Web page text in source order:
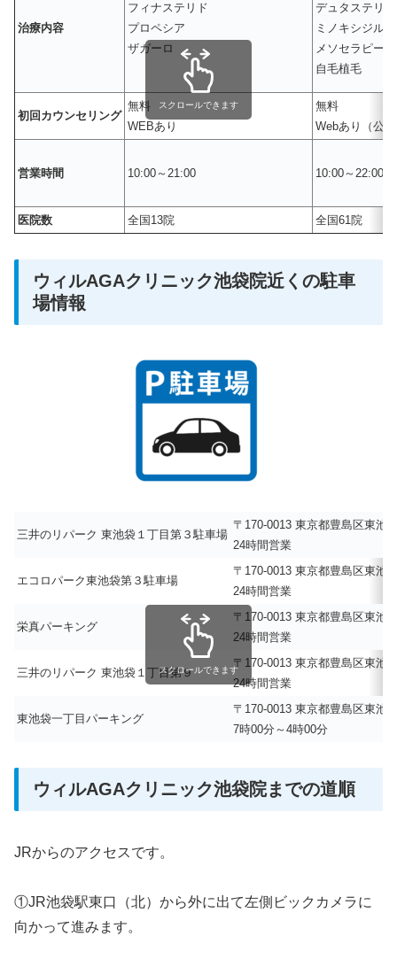
治療内容
フィナステリド
プロペシア
ザガーロ
デュタステリ
ミノキシジル
メソセラピー
自毛植毛
初回カウンセリング
無料
WEBあり
無料
Webあり（公
営業時間 10:00～21:00 10:00～22:00
医院数 全国13院 全国61院
スクロールできます
ウィルAGAクリニック池袋院近くの駐車
場情報
三井のリパーク 東池袋１丁目第３駐車場
〒170-0013 東京都豊島区東池
24時間営業
エコロパーク東池袋第３駐車場
〒170-0013 東京都豊島区東池
24時間営業
栄真パーキング
〒170-0013 東京都豊島区東池
24時間営業
三井のリパーク 東池袋１丁目第９
〒170-0013 東京都豊島区東池
24時間営業
東池袋一丁目パーキング
〒170-0013 東京都豊島区東池
7時00分～4時00分
スクロールできます
ウィルAGAクリニック池袋院までの道順
JRからのアクセスです。
①JR池袋駅東口（北）から外に出て左側ビックカメラに
向かって進みます。